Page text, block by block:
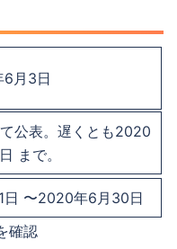
6月3日
公表。遅くとも2020
まで。
日 〜2020年6月30日
確認